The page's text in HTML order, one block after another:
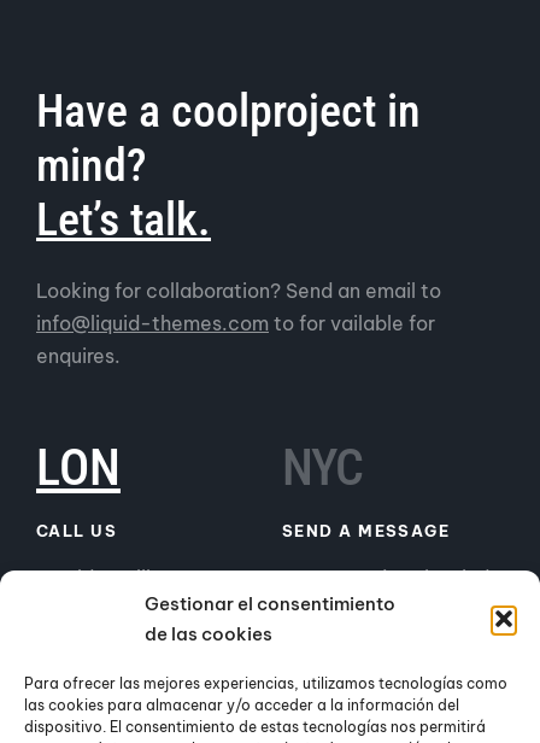
Gestionar el consentimiento
de las cookies
Para ofrecer las mejores experiencias, utilizamos tecnologías como
las cookies para almacenar y/o acceder a la información del
dispositivo. El consentimiento de estas tecnologías nos permitirá
Have a coolproject in
mind?
Let’s talk.
Looking for collaboration? Send an email to
info@liquid-themes.com to for vailable for
enquires.
LON
CALL US
Would you like to
cooperate to build
amazing things?
NYC
SEND A MESSAGE
Have a project in mind?
Send a message.